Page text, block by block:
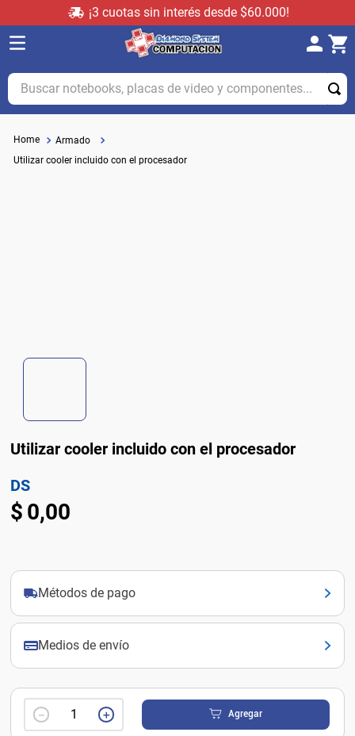
¡3 cuotas sin interés desde $60.000!
Buscar notebooks, placas de video y componentes...
Armado
Utilizar cooler incluido con el procesador
Utilizar cooler incluido con el procesador
DS
$ 0,00
Métodos de pago
Medios de envío
＋
－ Agregar